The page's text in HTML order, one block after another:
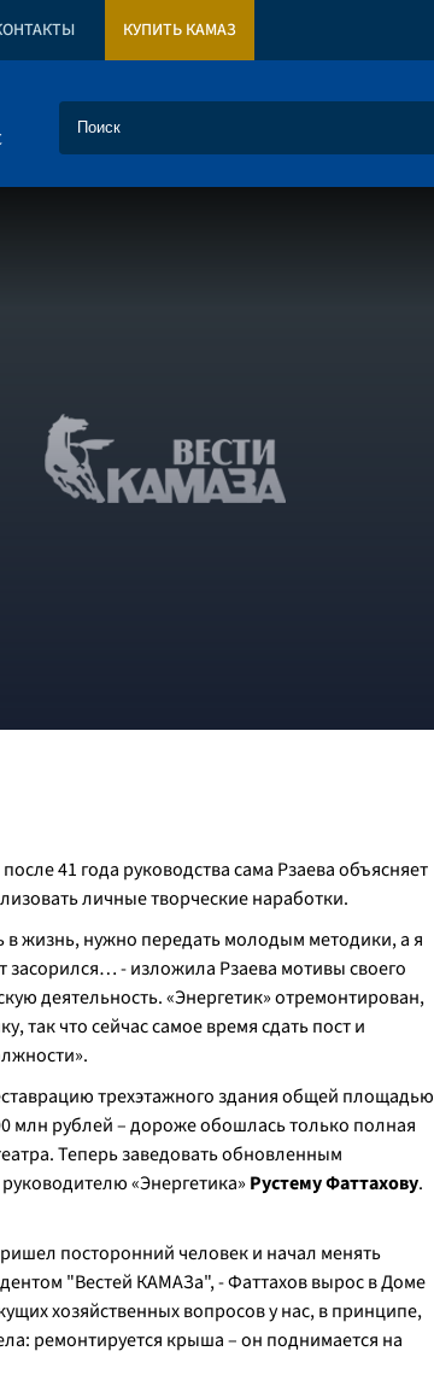
КУПИТЬ КАМАЗ
41 года руководства сама Рзаева объясняет
личные творческие наработки.
в жизнь, нужно передать молодым методики, а я
засорился… - изложила Рзаева мотивы своего
деятельность. «Энергетик» отремонтирован,
так что сейчас самое время сдать пост и
трехэтажного здания общей площадью
млн рублей – дороже обошлась только полная
Теперь заведовать обновленным
«Энергетика» Рустему Фаттахову.
посторонний человек и начал менять
"Вестей КАМАЗа", - Фаттахов вырос в Доме
хозяйственных вопросов у нас, в принципе,
ремонтируется крыша – он поднимается на